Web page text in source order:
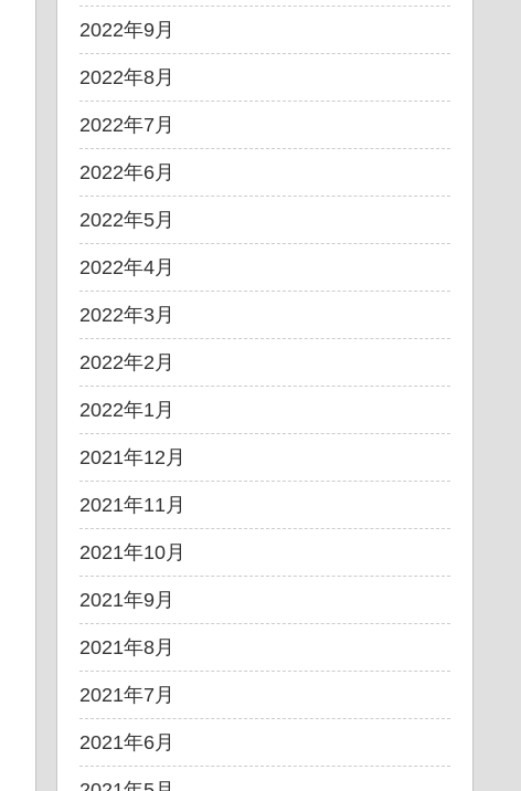
2022年9月
2022年8月
2022年7月
2022年6月
2022年5月
2022年4月
2022年3月
2022年2月
2022年1月
2021年12月
2021年11月
2021年10月
2021年9月
2021年8月
2021年7月
2021年6月